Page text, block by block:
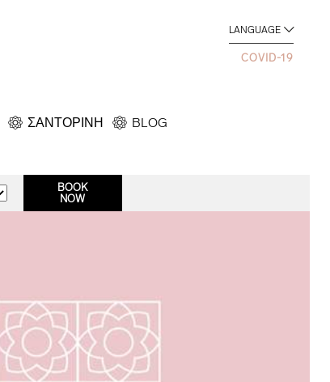
ΣΑΝΤΟΡΙΝΗ BLOG
LANGUAGE
COVID-19